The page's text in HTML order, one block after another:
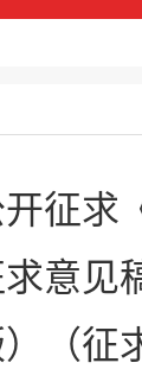
开征
意见
（征